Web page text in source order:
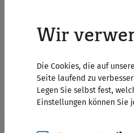
Wir
Die Cookies, die auf
Seite laufend zu
Legen Sie selbst fest,
Einstellungen können Sie